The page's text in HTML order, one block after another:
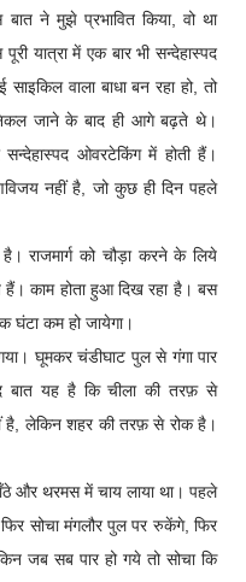
ने मुझे प्रभावित किया, वो था
यात्रा में एक बार भी सन्देहास्पद
वाला बाधा बन रहा हो, तो
जाने के बाद ही आगे बढ़ते थे।
ओवरटेकिंग में होती हैं।
नहीं है, जो कुछ ही दिन पहले
राजमार्ग को चौड़ा करने के लिये
हैं। काम होता हुआ दिख रहा है। बस
घंटा कम हो जायेगा।
गया। घूमकर चंडीघाट पुल से गंगा पार
बात यह है कि चीला की तरफ़ से
है, लेकिन शहर की तरफ़ से रोक है।
और थरमस में चाय लाया था। पहले
सोचा मंगलौर पुल पर रुकेंगे, फिर
जब सब पार हो गये तो सोचा कि